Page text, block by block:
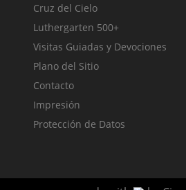
Cruz del Cielo
Luthergarten 500+
Visitas Guiadas y Devociones
Plano del Sitio
Contacto
Impresión
Protección de Datos